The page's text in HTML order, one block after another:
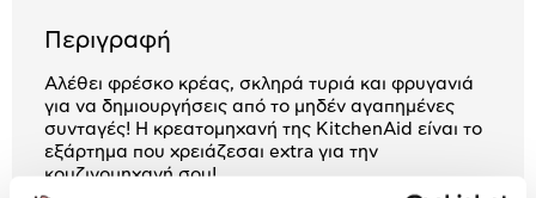
Περιγραφή
Αλέθει φρέσκο κρέας, σκληρά τυριά και φρυγανιά
για να δημιουργήσεις από το μηδέν αγαπημένες
συνταγές! Η κρεατομηχανή της KitchenAid είναι το
εξάρτημα που χρειάζεσαι extra για την
κουζινομηχανή σου!